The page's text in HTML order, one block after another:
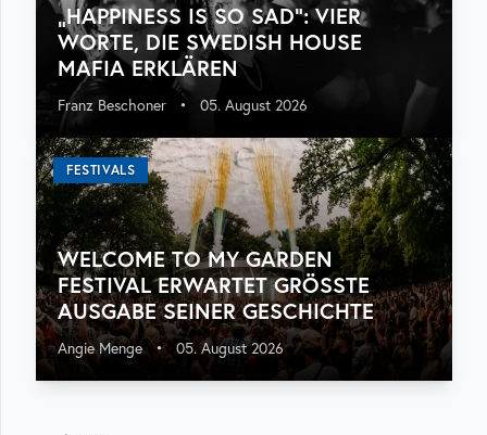
„HAPPINESS IS SO SAD“: VIER
WORTE, DIE SWEDISH HOUSE
MAFIA ERKLÄREN
Franz Beschoner • 05. August 2026
FESTIVALS
WELCOME TO MY GARDEN
FESTIVAL ERWARTET GRÖSSTE A
USGABE SEINER GESCHICHTE
Angie Menge • 05. August 2026